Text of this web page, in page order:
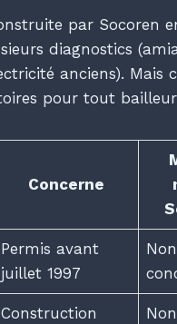
par Socoren
diagnostics
anciens). Mais
pour tout
Concerne
Permis avant
juillet 1997
Non
Construction
Non